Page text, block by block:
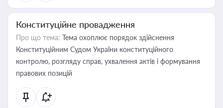
Конституційне провадження
Про що тема: Тема охоплює порядок здійснення
Конституційним Судом України конституційного
контролю, розгляду справ, ухвалення актів і формування
правових позицій